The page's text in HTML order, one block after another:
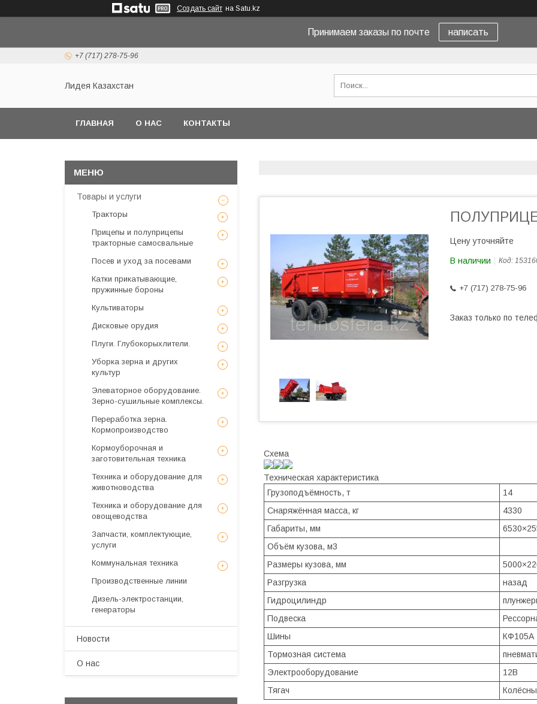
Создать сайт на Satu.kz
Принимаем заказы по почте написать
+7 (717) 278-75-96
Лидея Казахстан
ГЛАВНАЯ О НАС КОНТАКТЫ
Цену уточняйте
В наличии Код:
+7 (717) 278-75-96
Заказ только по
Схема
Техническая характеристика
Грузоподъёмность, т
14
Снаряжённая масса, кг
4330
Габариты, мм
Объём кузова, м3
Размеры кузова, мм
Разгрузка
назад
Гидроцилиндр
Подвеска
Шины
КФ105А
Тормозная система
Электрооборудование
12В
Тягач
Товары и услуги
Тракторы
Прицепы и полуприцепы
тракторные самосвальные
Посев и уход за посевами
Катки прикатывающие,
пружинные бороны
Культиваторы
Дисковые орудия
Плуги. Глубокорыхлители.
Уборка зерна и других
культур
Элеваторное оборудование.
Зерно-сушильные комплексы.
Переработка зерна.
Кормопроизводство
Кормоуборочная и
заготовительная техника
Техника и оборудование для
животноводства
Техника и оборудование для
овощеводства
Запчасти, комплектующие,
услуги
Коммунальная техника
Производственные линии
Дизель-электростанции,
генераторы
Новости
О нас